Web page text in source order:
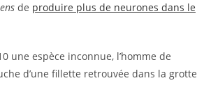
de produire plus de neurones dans le
une espèce inconnue, l’homme de
d’une fillette retrouvée dans la grotte